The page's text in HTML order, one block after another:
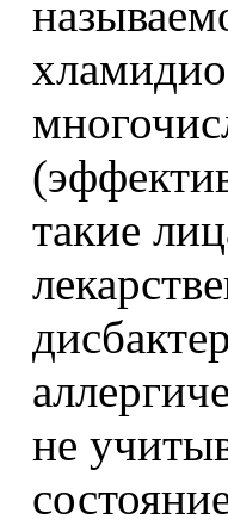
такие
не